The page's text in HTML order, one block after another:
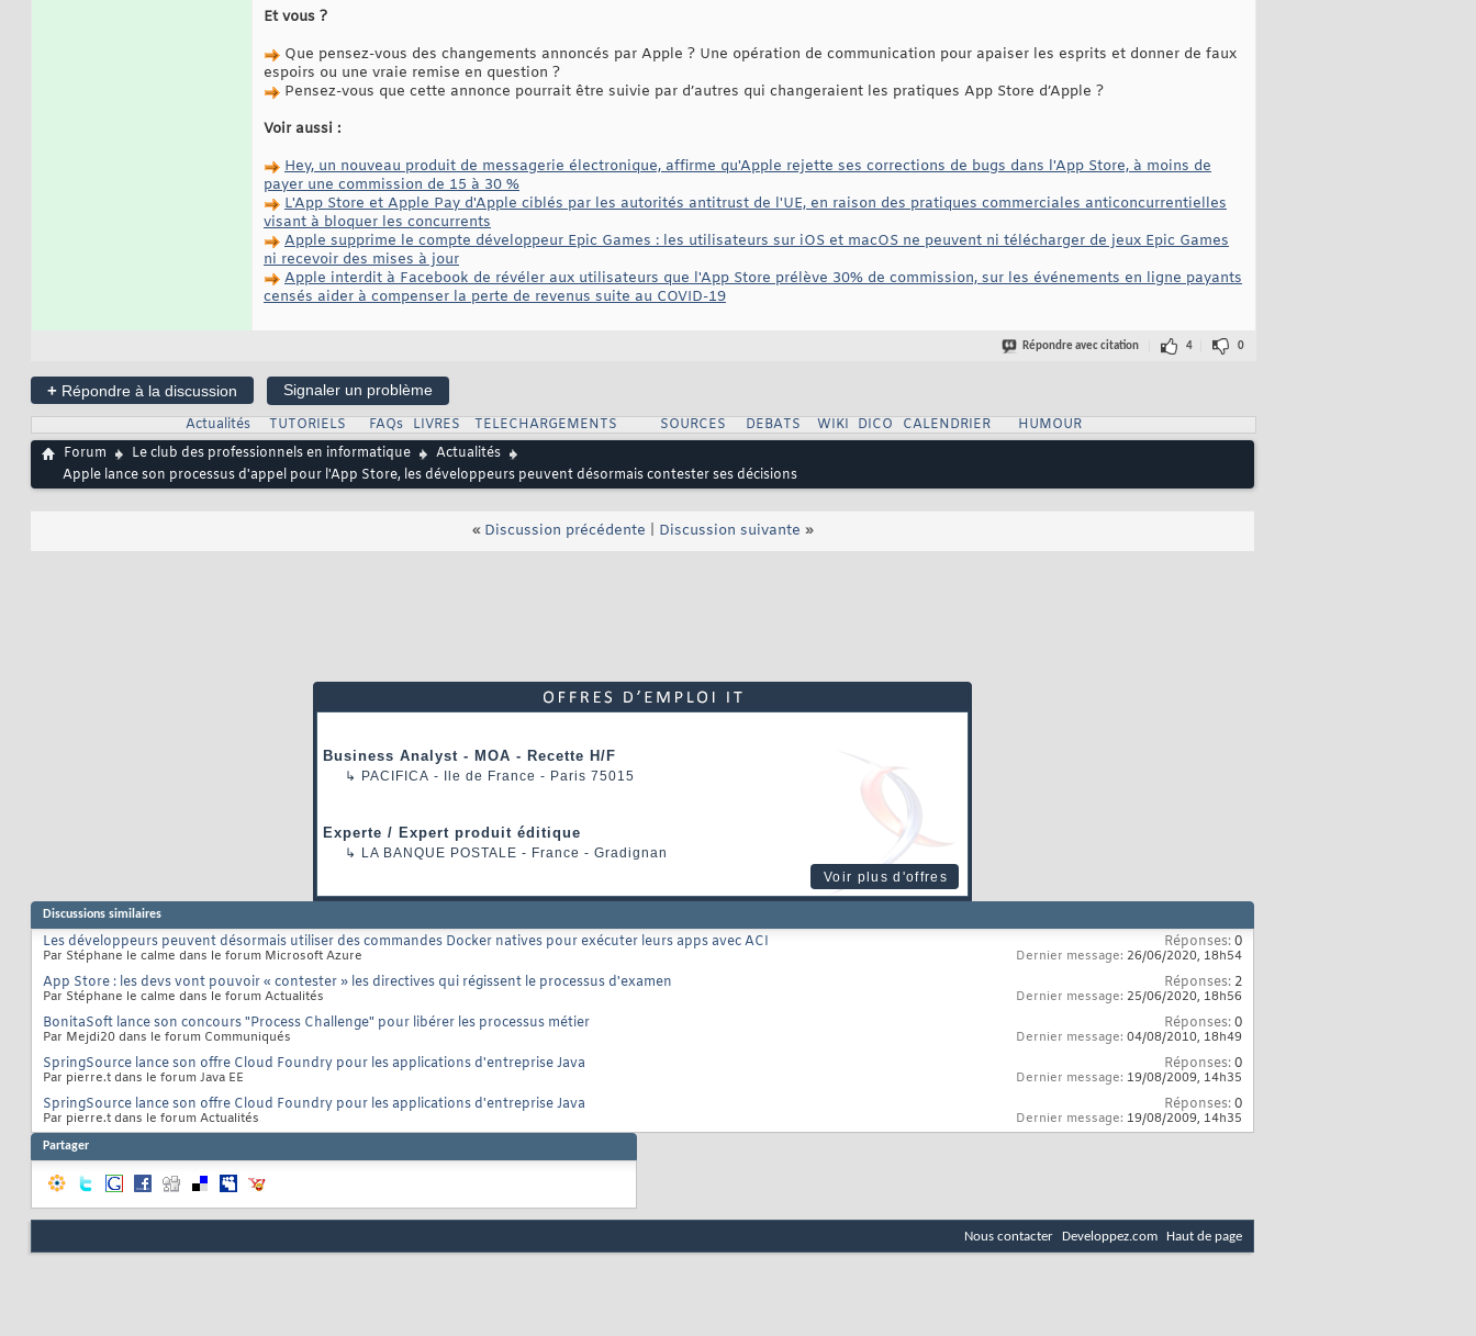
Et vous ?
Que pensez-vous des changements annoncés par Apple ? Une opération de communication pour apaiser les esprits et donner de faux
espoirs ou une vraie remise en question ?
Pensez-vous que cette annonce pourrait être suivie par d’autres qui changeraient les pratiques App Store d’Apple ?
Voir aussi :
Hey, un nouveau produit de messagerie électronique, affirme qu'Apple rejette ses corrections de bugs dans l'App Store, à moins de
payer une commission de 15 à 30 %
L'App Store et Apple Pay d'Apple ciblés par les autorités antitrust de l'UE, en raison des pratiques commerciales anticoncurrentielles
visant à bloquer les concurrents
Apple supprime le compte développeur Epic Games : les utilisateurs sur iOS et macOS ne peuvent ni télécharger de jeux Epic Games
ni recevoir des mises à jour
Apple interdit à Facebook de révéler aux utilisateurs que l'App Store prélève 30% de commission, sur les événements en ligne payants
censés aider à compenser la perte de revenus suite au COVID-19
Répondre avec citation 4 0
+ Répondre à la discussion
Signaler un problème
Actualités
TUTORIELS FAQs LIVRES TELECHARGEMENTS SOURCES DEBATS WIKI DICO CALENDRIER
HUMOUR
Forum
Le club des professionnels en informatique
Actualités
Apple lance son processus d'appel pour l'App Store, les développeurs peuvent désormais contester ses décisions
« Discussion précédente Discussion suivante »
Business Analyst - MOA - Recette H/F
↳ PACIFICA - Ile de France - Paris 75015
Experte / Expert produit éditique
↳ LA BANQUE POSTALE - France - Gradignan
Voir plus d'offres
Discussions similaires
Les développeurs peuvent désormais utiliser des commandes Docker natives pour exécuter leurs apps avec ACI
Par Stéphane le calme dans le forum Microsoft Azure
Réponses:0
Dernier message: 26/06/2020, 18h54
App Store : les devs vont pouvoir « contester » les directives qui régissent le processus d'examen
Par Stéphane le calme dans le forum Actualités
Réponses: 2
Dernier message: 25/06/2020, 18h56
BonitaSoft lance son concours "Process Challenge" pour libérer les processus métier
Par Mejdi20 dans le forum Communiqués
Réponses:0
Dernier message: 04/08/2010, 18h49
SpringSource lance son offre Cloud Foundry pour les applications d'entreprise Java
Par pierre.t dans le forum Java EE
Réponses:0
Dernier message: 19/08/2009, 14h35
SpringSource lance son offre Cloud Foundry pour les applications d'entreprise Java
Par pierre.t dans le forum Actualités
Réponses:0
Dernier message: 19/08/2009, 14h35
Partager
Nous contacter Developpez.com Haut de page